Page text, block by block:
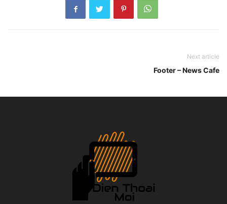
Next article
Footer – News Cafe